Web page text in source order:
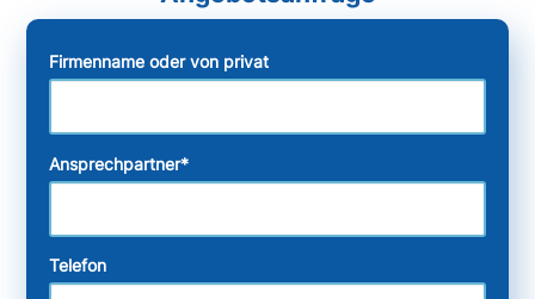
Firmenname oder von privat
Ansprechpartner*
Telefon